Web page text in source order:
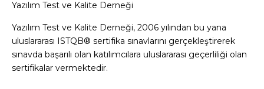
Yazılım Test ve Kalite Derneği
Yazılım Test ve Kalite Derneği, 2006 yılından bu yana
uluslararası ISTQB® sertifika sınavlarını gerçekleştirerek
sınavda başarılı olan katılımcılara uluslararası geçerliliği olan
sertifikalar vermektedir.